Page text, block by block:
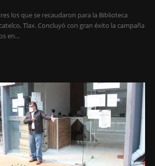
los que se recaudaron para la Biblioteca
en...